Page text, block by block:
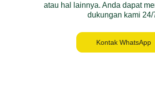
atau hal lainnya. Anda dapat
dukungan kami 24/
Kontak WhatsApp